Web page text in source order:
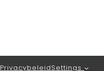
PrivacybeleidSettings